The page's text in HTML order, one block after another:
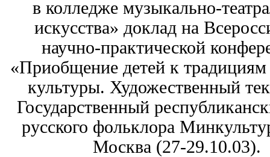
в колледже музыкально-
искусства» доклад на
научно-практической
«Приобщение детей к традициям
культуры. Художественный
Государственный
русского фольклора
Москва (27-29.10.03).